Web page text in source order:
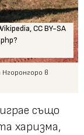
CC BY-SA
в
също
харизма,